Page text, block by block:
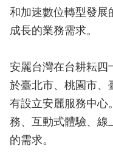
和加速數位轉型發展
成長的業務需求。
安麗台灣在台耕耘四
於臺北市、桃園市、
有設立安麗服務中心
務、互動式體驗、線
的需求。